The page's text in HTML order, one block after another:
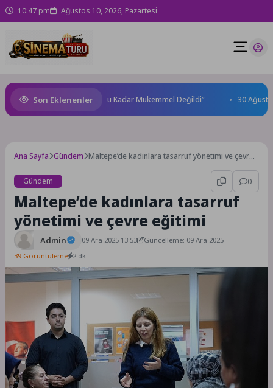
10:47 pm Ağustos 10, 2026, Pazartesi
Son Eklenenler
“Hayallerimde Bile Bu Kadar Mükemmel Değildi” 30 Ağustos
Ana Sayfa Gündem Maltepe’de kadınlara tasarruf yönetimi ve çevre
Gündem
0
Maltepe’de kadınlara tasarruf
yönetimi ve çevre eğitimi
Admin 09 Ara 2025 13:53
Güncelleme: 09 Ara 2025
39 Görüntüleme 2 dk.